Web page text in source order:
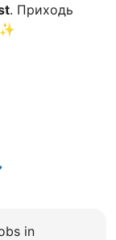
. Приходь
in